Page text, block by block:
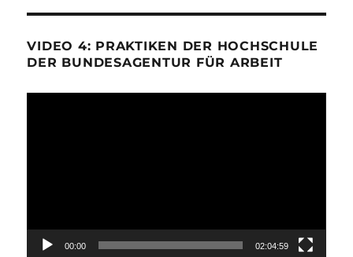
VIDEO 4: PRAKTIKEN DER HOCHSCHULE
DER BUNDESAGENTUR FÜR ARBEIT
00:00 02:04:59